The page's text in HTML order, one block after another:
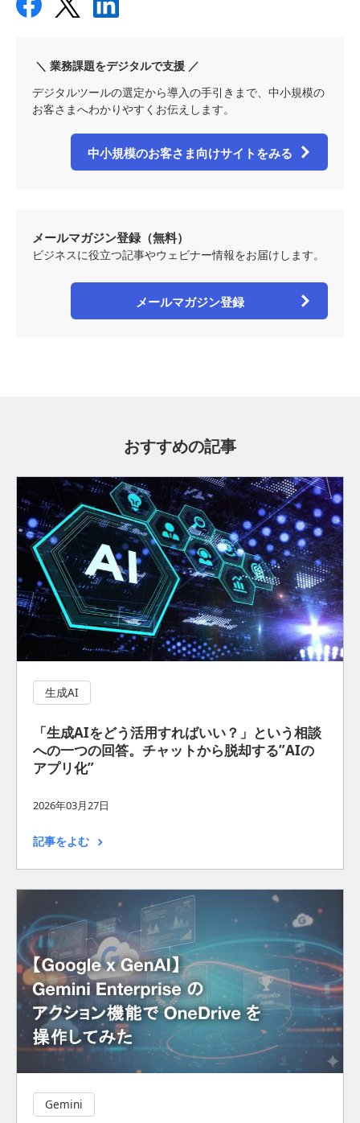
＼ 業務課題をデジタルで支援 ／
デジタルツールの選定から導入の手引きまで、中小規模の
お客さまへわかりやすくお伝えします。
中小規模のお客さま向けサイトをみる
メールマガジン登録（無料）
ビジネスに役立つ記事やウェビナー情報をお届けします。
メールマガジン登録
おすすめの記事
生成AI
「生成AIをどう活用すればいい？」という相談
への一つの回答。チャットから脱却する”AIの
アプリ化”
2026年03月27日
記事をよむ
Gemini